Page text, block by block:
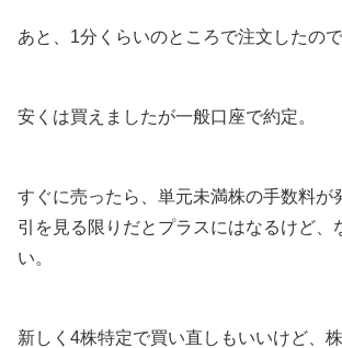
あと、1分くらいのところで注文したの
安くは買えましたが一般口座で約定。
すぐに売ったら、単元未満株の手数料が
引を見る限りだとプラスにはなるけど、
い。
新しく4株特定で買い直しもいいけど、